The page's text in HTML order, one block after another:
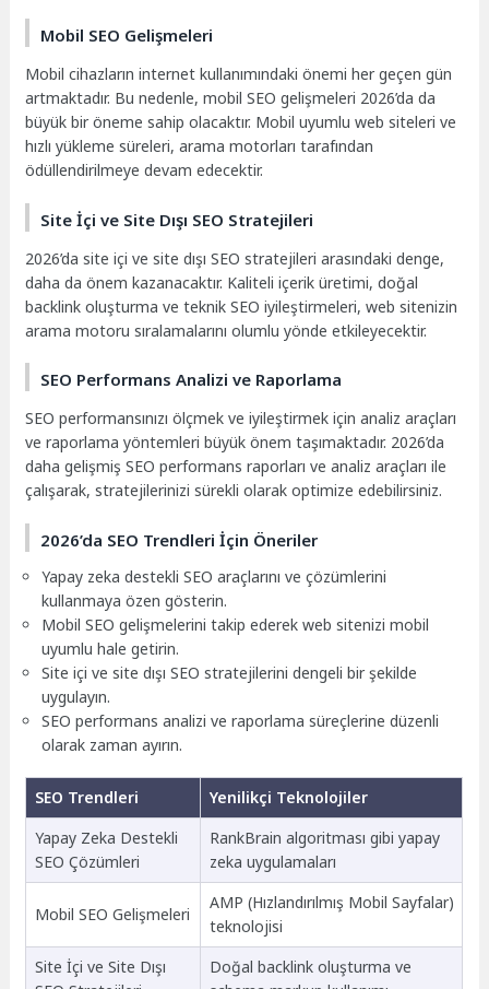
Mobil SEO Gelişmeleri
Mobil cihazların internet kullanımındaki önemi her geçen gün
artmaktadır. Bu nedenle, mobil SEO gelişmeleri 2026’da da
büyük bir öneme sahip olacaktır. Mobil uyumlu web siteleri ve
hızlı yükleme süreleri, arama motorları tarafından
ödüllendirilmeye devam edecektir.
Site İçi ve Site Dışı SEO Stratejileri
2026’da site içi ve site dışı SEO stratejileri arasındaki denge,
daha da önem kazanacaktır. Kaliteli içerik üretimi, doğal
backlink oluşturma ve teknik SEO iyileştirmeleri, web sitenizin
arama motoru sıralamalarını olumlu yönde etkileyecektir.
SEO Performans Analizi ve Raporlama
SEO performansınızı ölçmek ve iyileştirmek için analiz araçları
ve raporlama yöntemleri büyük önem taşımaktadır. 2026’da
daha gelişmiş SEO performans raporları ve analiz araçları ile
çalışarak, stratejilerinizi sürekli olarak optimize edebilirsiniz.
2026’da SEO Trendleri İçin Öneriler
Yapay zeka destekli SEO araçlarını ve çözümlerini
kullanmaya özen gösterin.
Mobil SEO gelişmelerini takip ederek web sitenizi mobil
uyumlu hale getirin.
Site içi ve site dışı SEO stratejilerini dengeli bir şekilde
uygulayın.
SEO performans analizi ve raporlama süreçlerine düzenli
olarak zaman ayırın.
SEO Trendleri
Yenilikçi Teknolojiler
Yapay Zeka Destekli
SEO Çözümleri
RankBrain algoritması gibi yapay
zeka uygulamaları
Mobil SEO Gelişmeleri
AMP (Hızlandırılmış Mobil Sayfalar)
teknolojisi
Site İçi ve Site Dışı
Doğal backlink oluşturma ve